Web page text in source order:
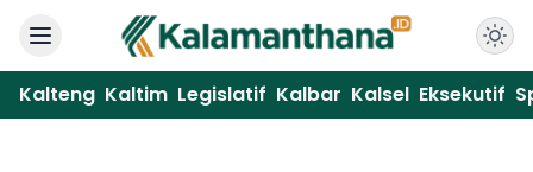
Kalteng Kaltim Legislatif Kalbar Kalsel Eksekutif